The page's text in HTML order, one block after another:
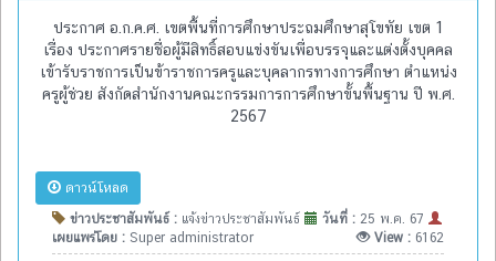
ประกาศ อ.ก.ค.ศ. เขตพื้นที่การศึกษาประถมศึกษาสุโขทัย เขต 1
เรื่อง ประกาศรายชื่อผู้มีสิทธิ์สอบแข่งขันเพื่อบรรจุุและแต่งตั้งบุคคล
เข้ารับราชการเป็นข้าราชการครูและบุคลากรทางการศึกษา ตำแหน่ง
ครูผู้ช่วย สังกัดสำนักงานคณะกรรมการการศึกษาขั้นพื้นฐาน ปี พ.ศ.
2567
ดาวน์โหลด
ข่าวประชาสัมพันธ์ : แจ้งข่าวประชาสัมพันธ์ วันที่ : 25 พ.ค. 67
เผยแพร่โดย : Super administrator View : 6162